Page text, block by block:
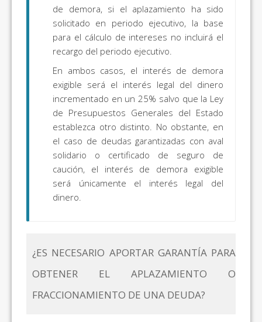
de demora, si el aplazamiento ha sido
solicitado en periodo ejecutivo, la base
para el cálculo de intereses no incluirá el
recargo del periodo ejecutivo.
En ambos casos, el interés de demora
exigible será el interés legal del dinero
incrementado en un 25% salvo que la Ley
de Presupuestos Generales del Estado
establezca otro distinto. No obstante, en
el caso de deudas garantizadas con aval
solidario o certificado de seguro de
caución, el interés de demora exigible
será únicamente el interés legal del
dinero.
¿ES NECESARIO APORTAR GARANTÍA PARA
OBTENER EL APLAZAMIENTO O
FRACCIONAMIENTO DE UNA DEUDA?